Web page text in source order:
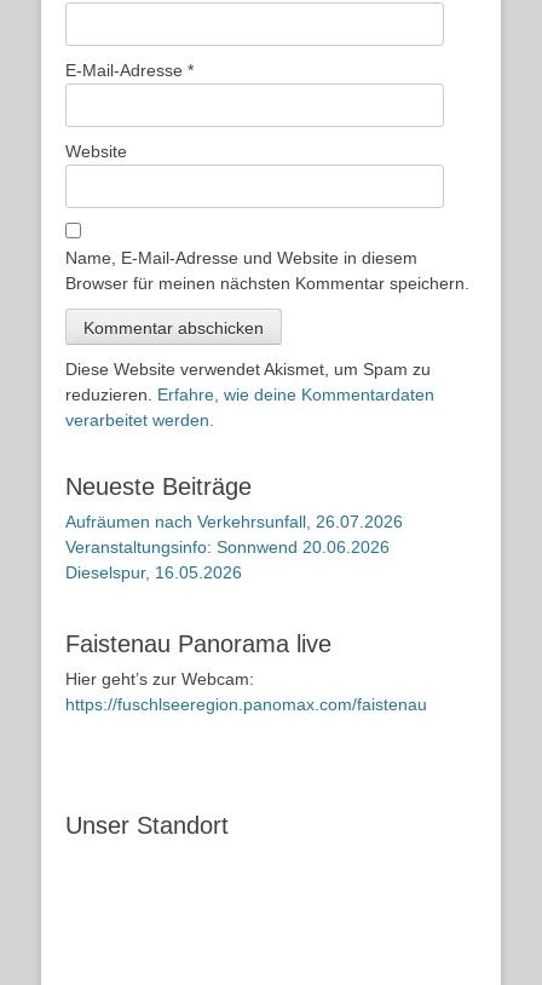
E-Mail-Adresse *
Website
Name, E-Mail-Adresse und Website in diesem
Browser für meinen nächsten Kommentar speichern.
Diese Website verwendet Akismet, um Spam zu
reduzieren. Erfahre, wie deine Kommentardaten
verarbeitet werden.
Neueste Beiträge
Aufräumen nach Verkehrsunfall, 26.07.2026
Veranstaltungsinfo: Sonnwend 20.06.2026
Dieselspur, 16.05.2026
Faistenau Panorama live
Hier geht’s zur Webcam:
https://fuschlseeregion.panomax.com/faistenau
Unser Standort